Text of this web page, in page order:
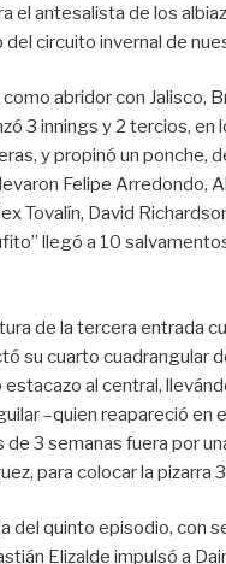
el antesalista de los
del circuito invernal de
abridor con Jalisco,
3 innings y 2 tercios, en
y propinó un ponche,
Felipe Arredondo,
Tovalín, David
llegó a 10
de la tercera entrada
su cuarto cuadrangular
al central,
–quien reapareció en
3 semanas fuera por
para colocar la pizarra
del quinto episodio, con
Elizalde impulsó a